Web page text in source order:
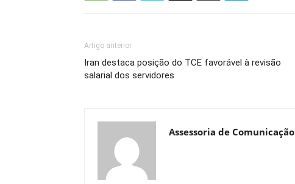
Artigo anterior
Iran destaca posição do TCE favorável à revisão
salarial dos servidores
Assessoria de Comunicação